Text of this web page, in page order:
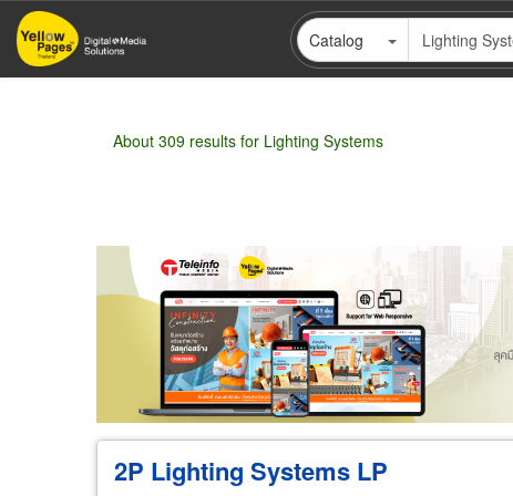
Skip
main
Catalog
About 309 results for Lighting Systems
Wholesale Retail Manufacturer Dealer
2P Lighting Systems LP
Pagination